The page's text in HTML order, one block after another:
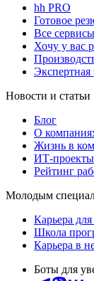
hh PRO
Готовое
Все сервисы
Хочу у вас
Экспертная
Новости и статьи
Блог
О
Жизнь в
ИТ-проекты
Рейтинг
Молодым
Карьера
Школа
Карьера в
Боты для